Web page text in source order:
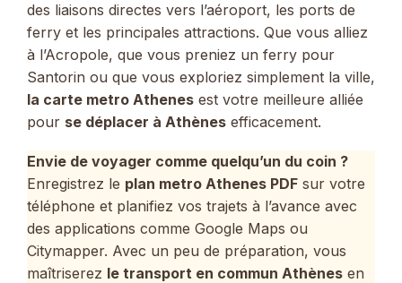
des liaisons directes vers l’aéroport, les ports de
ferry et les principales attractions. Que vous alliez
à l’Acropole, que vous preniez un ferry pour
Santorin ou que vous exploriez simplement la ville,
la carte metro Athenes est votre meilleure alliée
pour se déplacer à Athènes efficacement.
Envie de voyager comme quelqu’un du coin ?
Enregistrez le plan metro Athenes PDF sur votre
téléphone et planifiez vos trajets à l’avance avec
des applications comme Google Maps ou
Citymapper. Avec un peu de préparation, vous
maîtriserez le transport en commun Athènes en